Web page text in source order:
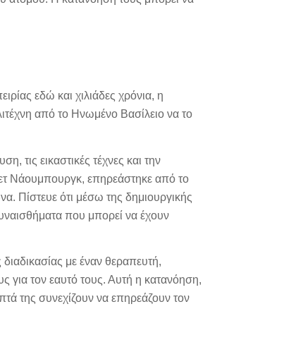
εδώ και χιλιάδες χρόνια, η
από το Ηνωμένο Βασίλειο να το
τις εικαστικές τέχνες και την
Νάουμπουργκ, επηρεάστηκε από το
Πίστευε ότι μέσω της δημιουργικής
που μπορεί να έχουν
με έναν θεραπευτή,
για τον εαυτό τους. Αυτή η κατανόηση,
της συνεχίζουν να επηρεάζουν τον